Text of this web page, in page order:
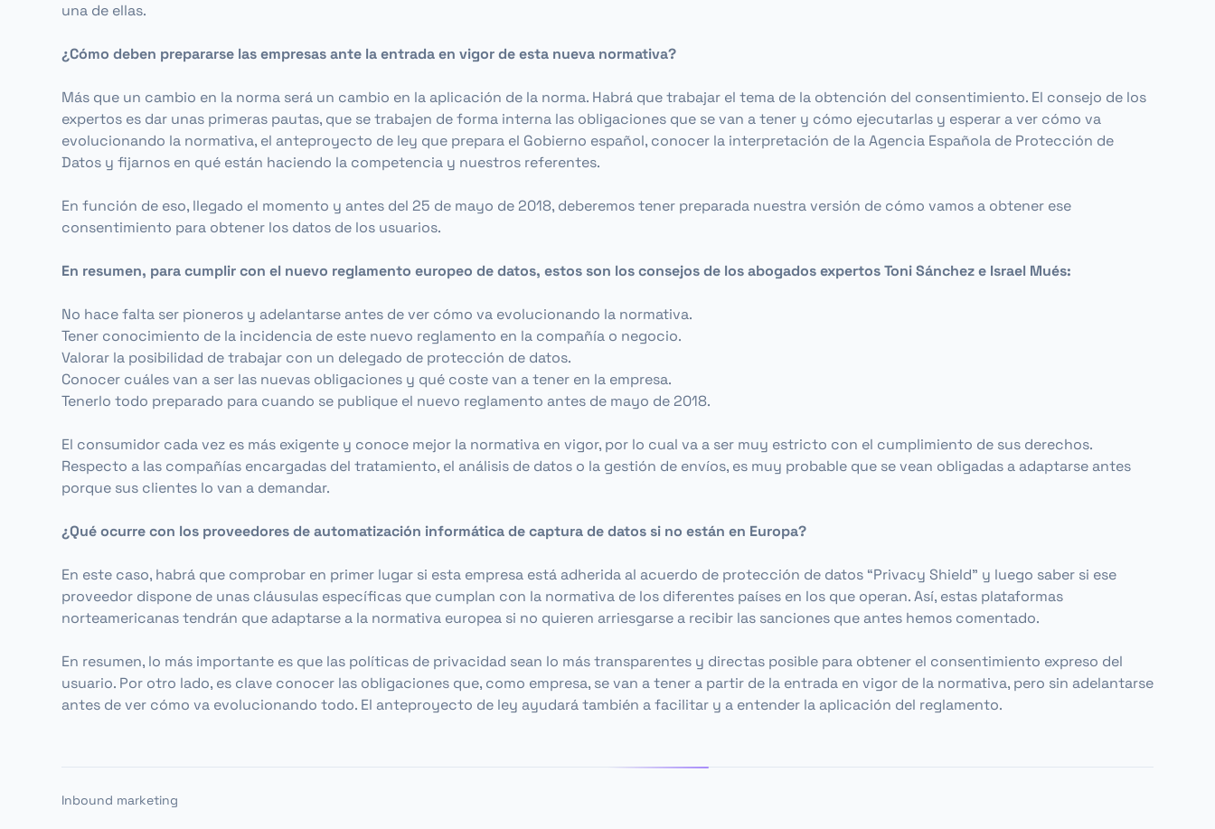
una de ellas.
¿Cómo deben prepararse las empresas ante la entrada en vigor de esta nueva normativa?
Más que un cambio en la norma será un cambio en la aplicación de la norma. Habrá que trabajar el tema de la obtención del consentimiento. El consejo de los
expertos es dar unas primeras pautas, que se trabajen de forma interna las obligaciones que se van a tener y cómo ejecutarlas y esperar a ver cómo va
evolucionando la normativa, el anteproyecto de ley que prepara el Gobierno español, conocer la interpretación de la Agencia Española de Protección de
Datos y fijarnos en qué están haciendo la competencia y nuestros referentes.
En función de eso, llegado el momento y antes del 25 de mayo de 2018, deberemos tener preparada nuestra versión de cómo vamos a obtener ese
consentimiento para obtener los datos de los usuarios.
En resumen, para cumplir con el nuevo reglamento europeo de datos, estos son los consejos de los abogados expertos Toni Sánchez e Israel Mués:
No hace falta ser pioneros y adelantarse antes de ver cómo va evolucionando la normativa.
Tener conocimiento de la incidencia de este nuevo reglamento en la compañía o negocio.
Valorar la posibilidad de trabajar con un delegado de protección de datos.
Conocer cuáles van a ser las nuevas obligaciones y qué coste van a tener en la empresa.
Tenerlo todo preparado para cuando se publique el nuevo reglamento antes de mayo de 2018.
El consumidor cada vez es más exigente y conoce mejor la normativa en vigor, por lo cual va a ser muy estricto con el cumplimiento de sus derechos.
Respecto a las compañías encargadas del tratamiento, el análisis de datos o la gestión de envíos, es muy probable que se vean obligadas a adaptarse antes
porque sus clientes lo van a demandar.
¿Qué ocurre con los proveedores de automatización informática de captura de datos si no están en Europa?
En este caso, habrá que comprobar en primer lugar si esta empresa está adherida al acuerdo de protección de datos “Privacy Shield” y luego saber si ese
proveedor dispone de unas cláusulas específicas que cumplan con la normativa de los diferentes países en los que operan. Así, estas plataformas
norteamericanas tendrán que adaptarse a la normativa europea si no quieren arriesgarse a recibir las sanciones que antes hemos comentado.
En resumen, lo más importante es que las políticas de privacidad sean lo más transparentes y directas posible para obtener el consentimiento expreso del
usuario. Por otro lado, es clave conocer las obligaciones que, como empresa, se van a tener a partir de la entrada en vigor de la normativa, pero sin adelantarse
antes de ver cómo va evolucionando todo. El anteproyecto de ley ayudará también a facilitar y a entender la aplicación del reglamento.
Inbound marketing